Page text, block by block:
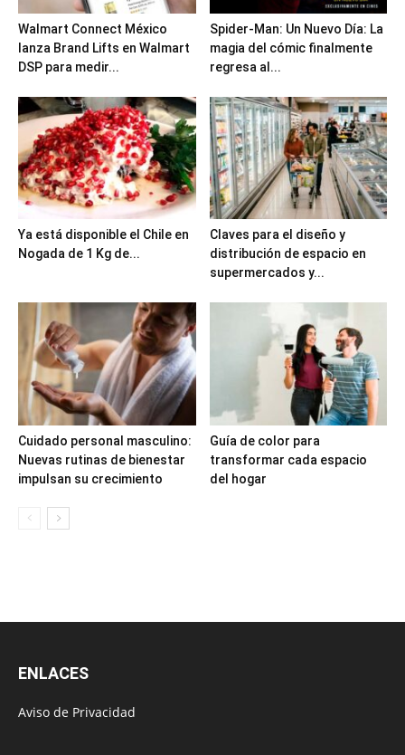
Walmart Connect México
lanza Brand Lifts en Walmart
DSP para medir...
Spider-Man: Un Nuevo Día: La
magia del cómic finalmente
regresa al...
Ya está disponible el Chile en
Nogada de 1 Kg de...
Claves para el diseño y
distribución de espacio en
supermercados y...
Cuidado personal masculino:
Nuevas rutinas de bienestar
impulsan su crecimiento
Guía de color para
transformar cada espacio
del hogar
ENLACES
Aviso de Privacidad